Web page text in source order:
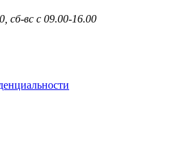
сб-вс с 09.00-16.00